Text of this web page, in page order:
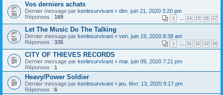
Vos derniers achats
Dernier message par kenlesurvivant « dim. juin 21, 2020 3:20 pm
Réponses : 169 1 … 14 15 16 17
Let The Music Do The Talking
Dernier message par kenlesurvivant « ven. juin 19, 2020 8:38 am
Réponses : 335 1 … 31 32 33 34
CITY OF THIEVES RECORDS
Dernier message par kenlesurvivant « mar. juin 09, 2020 7:21 pm
Réponses : 1
Heavy/Power Soldier
Dernier message par kenlesurvivant « jeu. févr. 13, 2020 9:17 pm
Réponses : 6